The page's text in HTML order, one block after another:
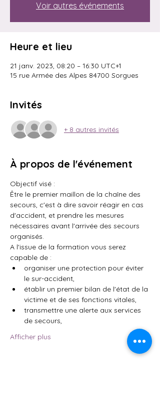
Voir autres événements
Heure et lieu
21 janv. 2023, 08:20 – 16:30 UTC+1
15 rue Armée des Alpes 84700 Sorgues
Invités
+ 8 autres invités
À propos de l'événement
Objectif visé :
Être le premier maillon de la chaîne des
secours, c'est à dire savoir réagir en cas
d'accident, et prendre les mesures
nécessaires avant l'arrivée des secours
organisés.
A l'issue de la formation vous serez
capable de :
organiser une protection pour éviter
le sur-accident,
établir un premier bilan de l'état de la
victime et de ses fonctions vitales,
transmettre une alerte aux services
de secours,
Afficher plus